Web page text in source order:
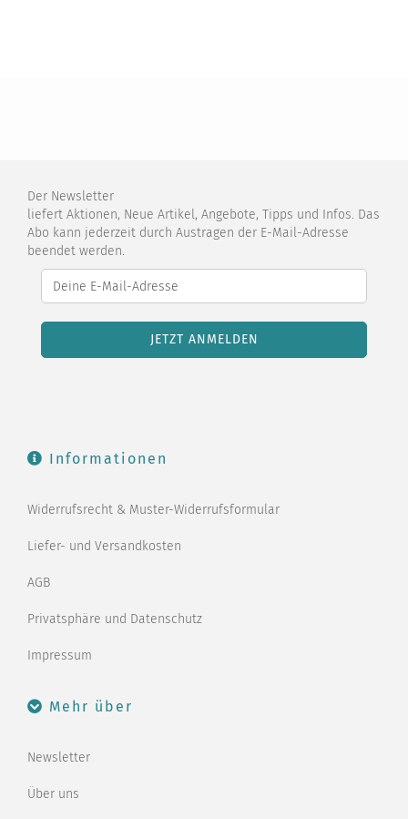
Der Newsletter
liefert Aktionen, Neue Artikel, Angebote, Tipps und Infos. Das
Abo kann jederzeit durch Austragen der E-Mail-Adresse
beendet werden.
Informationen
Widerrufsrecht & Muster-Widerrufsformular
Liefer- und Versandkosten
AGB
Privatsphäre und Datenschutz
Impressum
Mehr über
Newsletter
Über uns